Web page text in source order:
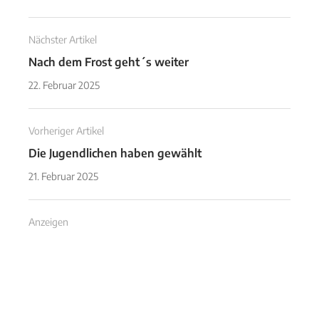
Nächster Artikel
Nach dem Frost geht´s weiter
22. Februar 2025
Vorheriger Artikel
Die Jugendlichen haben gewählt
21. Februar 2025
Anzeigen